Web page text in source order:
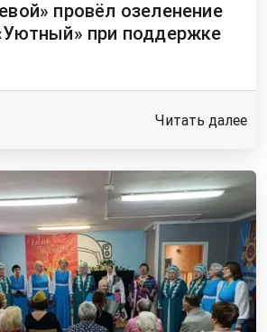
провёл озеленение
при поддержке
Читать далее